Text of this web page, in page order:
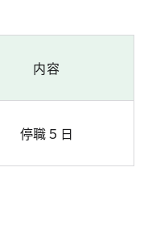
内容
停職５日